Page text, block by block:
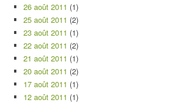
26 août 2011 (1)
25 août 2011 (2)
23 août 2011 (1)
22 août 2011 (2)
21 août 2011 (1)
20 août 2011 (2)
17 août 2011 (1)
12 août 2011 (1)